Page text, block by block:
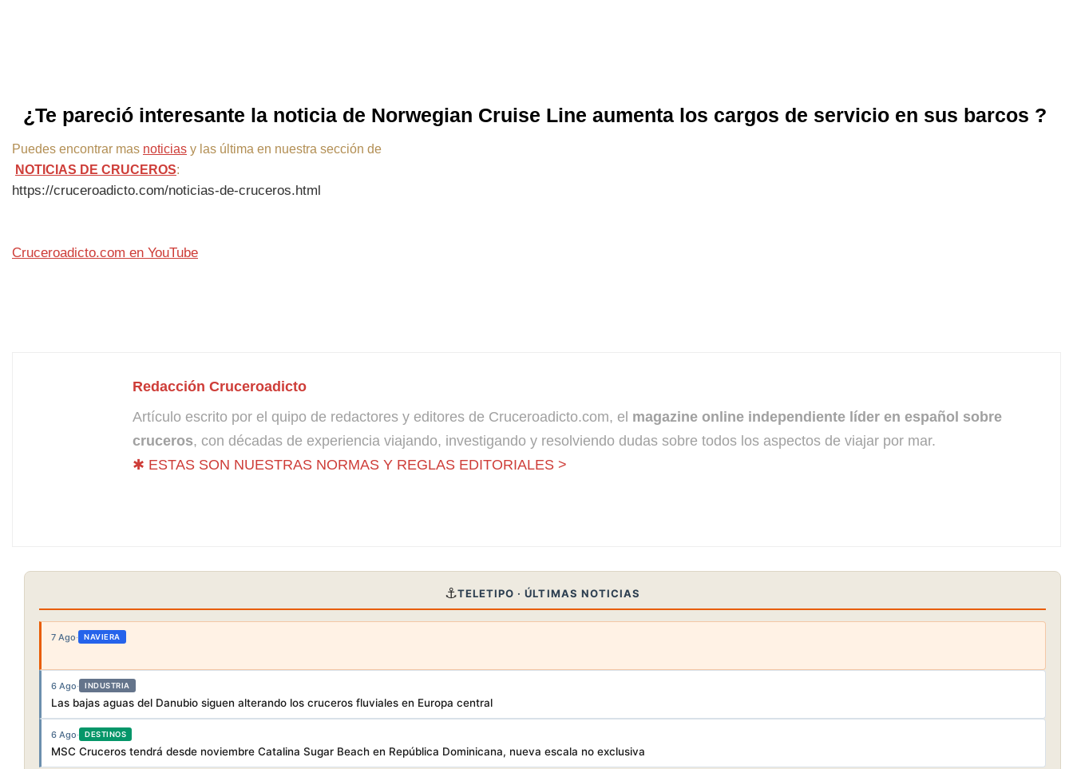
¿Te pareció interesante la noticia de Norwegian Cruise Line aumenta los cargos de servicio en sus barcos ?
Puedes encontrar mas noticias y las última en nuestra sección de
NOTICIAS DE CRUCEROS:
https://cruceroadicto.com/noticias-de-cruceros.html
Cruceroadicto.com en YouTube
Redacción Cruceroadicto
Artículo escrito por el quipo de redactores y editores de Cruceroadicto.com, el magazine online independiente líder en español sobre
cruceros, con décadas de experiencia viajando, investigando y resolviendo dudas sobre todos los aspectos de viajar por mar.
✱ ESTAS SON NUESTRAS NORMAS Y REGLAS EDITORIALES >
⚓TELETIPO · ÚLTIMAS NOTICIAS
7 Ago· NAVIERA
6 Ago· INDUSTRIA
Las bajas aguas del Danubio siguen alterando los cruceros fluviales en Europa central
6 Ago· DESTINOS
MSC Cruceros tendrá desde noviembre Catalina Sugar Beach en República Dominicana, nueva escala no exclusiva